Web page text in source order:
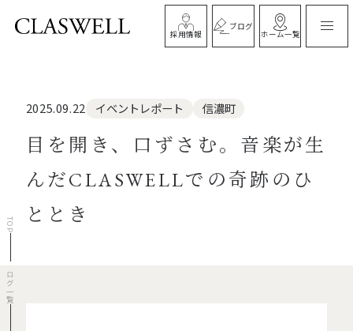
採用情報
ブログ
ホーム一覧
2025.09.22 イベントレポート 信濃町
目を開き、口ずさむ。音楽が生
んだCLASWELLでの奇跡のひ
ととき
TOP
ブログ一覧